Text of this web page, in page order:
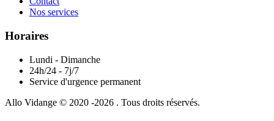
Nos services
Horaires
Lundi - Dimanche
24h/24 - 7j/7
Service d'urgence permanent
Allo Vidange © 2020 -2026 . Tous droits réservés.